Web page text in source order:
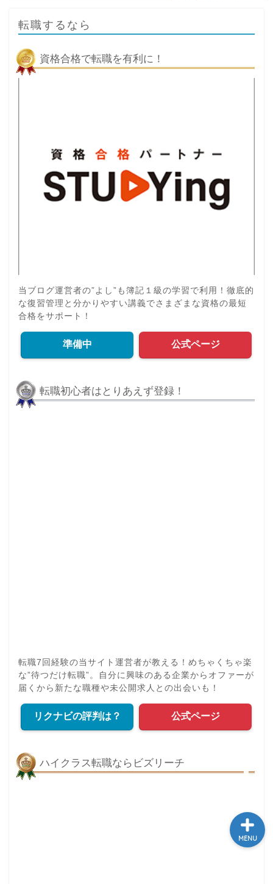
転職するなら
資格合格で転職を有利に！
当ブログ運営者の”よし”も簿記１級の学習で利用！徹底的
な復習管理と分かりやすい講義でさまざまな資格の最短
合格をサポート！
準備中 公式ページ
転職初心者はとりあえず登録！
転職7回経験の当サイト運営者が教える！めちゃくちゃ楽
な”待つだけ転職”。自分に興味のある企業からオファーが
届くから新たな職種や未公開求人との出会いも！
リクナビの評判は？ 公式ページ
ハイクラス転職ならビズリーチ
MENU
ふるさと納税
NISA